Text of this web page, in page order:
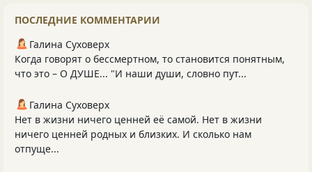
ПОСЛЕДНИЕ КОММЕНТАРИИ
Галина Суховерх
Когда говорят о бессмертном, то становится понятным,
что это – О ДУШЕ... "И наши души, словно пут...
Галина Суховерх
Нет в жизни ничего ценней её самой. Нет в жизни
ничего ценней родных и близких. И сколько нам
отпуще...